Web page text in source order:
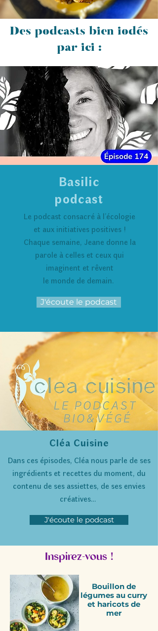
Des podcasts bien iodés
par ici :
Basilic
podcast
Le podcast consacré à l’écologie
et aux initiatives positives !
Chaque semaine, Jeane donne la
parole à celles et ceux qui
imaginent et rêvent
le monde de demain.
J'écoute le podcast
Cléa Cuisine
Dans ces épisodes, Cléa nous parle de ses
ingrédients et recettes du moment, du
contenu de ses assiettes, de ses envies
créatives…
J'écoute le podcast
Inspirez-vous !
Bouillon de
légumes au curry
et haricots de
mer